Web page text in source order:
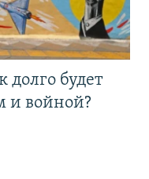
долго будет
и войной?